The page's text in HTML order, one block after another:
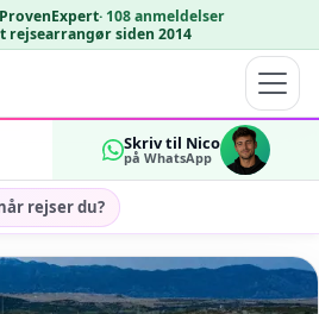
· 108 anmeldelser
rejsearrangør siden 2014
Skriv til Nico
på WhatsApp
rejser du?